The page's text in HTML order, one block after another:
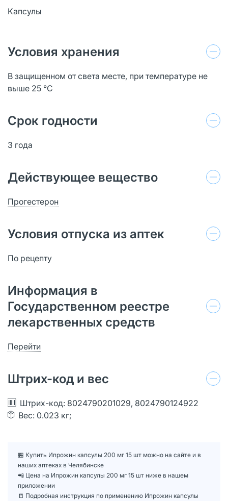
Капсулы
Условия хранения
В защищенном от света месте, при температуре не
выше 25 °C
Срок годности
3 года
Действующее вещество
Прогестерон
Условия отпуска из аптек
По рецепту
Информация в
Государственном реестре
лекарственных средств
Перейти
Штрих-код и вес
Штрих-код: 8024790201029, 8024790124922
Вес: 0.023 кг;
🏪 Купить Ипрожин капсулы 200 мг 15 шт можно на сайте и в
наших аптеках в Челябинске
📲 Цена на Ипрожин капсулы 200 мг 15 шт ниже в нашем
приложении
📒 Подробная инструкция по применению Ипрожин капсулы